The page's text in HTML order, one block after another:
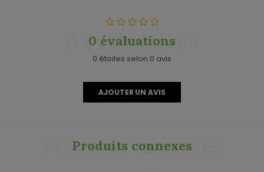
0 évaluations
0 évaluations
0 étoiles selon 0 avis
AJOUTER UN AVIS
Produits connexes
Produits connexes